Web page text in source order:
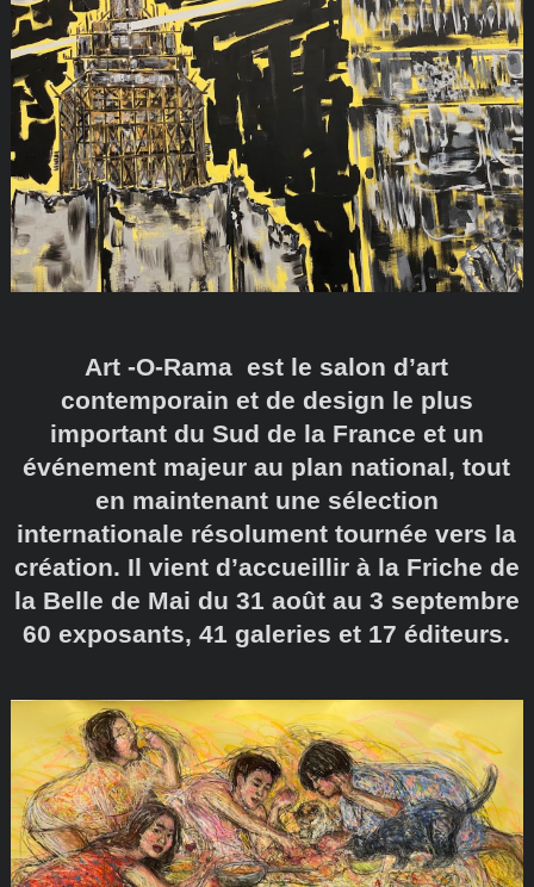
Art -O-Rama est le salon d’art
contemporain et de design le plus
important du Sud de la France et un
événement majeur au plan national, tout
en maintenant une sélection
internationale résolument tournée vers la
création. Il vient d’accueillir à la Friche de
la Belle de Mai du 31 août au 3 septembre
60 exposants, 41 galeries et 17 éditeurs.